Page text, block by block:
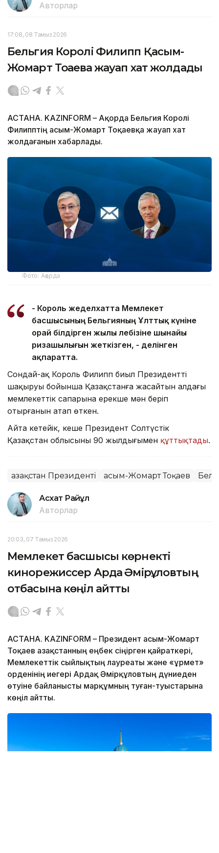
Авторлар
17:08, 08 Тамыз 2026
Бельгия Королі Филипп Қасым-
Жомарт Тоқаевқа жауап хат жолдады
АСТАНА. KAZINFORM – Ақорда Бельгия Королі
Филипптің Қасым-Жомарт Тоқаевқа жауап хат
жолдағанын хабарлады.
Фото: Ақорда
- Король жеделхатта Мемлекет
басшысының Бельгияның Ұлттық күніне
орай білдірген жылы лебізіне шынайы
ризашылығын жеткізген, - делінген
ақпаратта.
Сондай-ақ Король Филипп биыл Президенттің
шақыруы бойынша Қазақстанға жасайтын алдағы
мемлекеттік сапарына ерекше мән беріп
отырғанын атап өткен.
Айта кетейік, кеше Президент Солтүстік
Қазақстан облысының 90 жылдығымен құттықтады.
Қазақстан Президенті Қасым-Жомарт Тоқаев
Асхат Райқұл
Авторлар
20:03, 07 Тамыз 2026
Мемлекет басшысы көрнекті
кинорежиссер Ардақ Әмірқұловтың
отбасына көңіл айтты
АСТАНА. KAZINFORM – Президент Қасым-Жомарт
Тоқаев Қазақстанның еңбек сіңірген қайраткері,
Мемлекеттік сыйлықтың лауреаты және «Құрмет»
орденінің иегері Ардақ Әмірқұловтың дүниеден
өтуіне байланысты марқұмның туған-туыстарына
көңіл айтты.